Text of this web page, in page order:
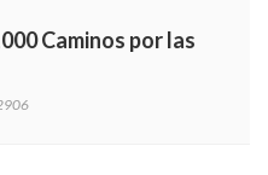
Caminos por las